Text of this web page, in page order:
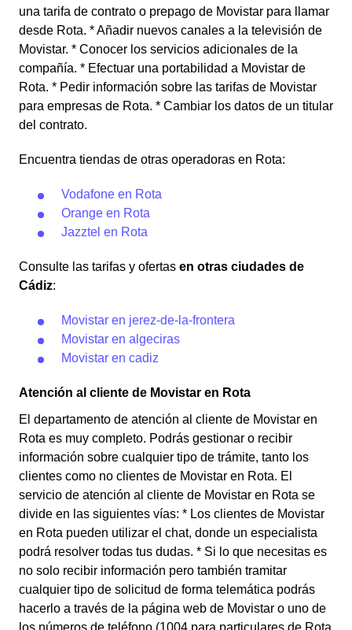
una tarifa de contrato o prepago de Movistar para llamar
desde Rota. * Añadir nuevos canales a la televisión de
Movistar. * Conocer los servicios adicionales de la
compañía. * Efectuar una portabilidad a Movistar de
Rota. * Pedir información sobre las tarifas de Movistar
para empresas de Rota. * Cambiar los datos de un titular
del contrato.
Encuentra tiendas de otras operadoras en Rota:
Vodafone en Rota
Orange en Rota
Jazztel en Rota
Consulte las tarifas y ofertas en otras ciudades de
Cádiz:
Movistar en jerez-de-la-frontera
Movistar en algeciras
Movistar en cadiz
Atención al cliente de Movistar en Rota
El departamento de atención al cliente de Movistar en
Rota es muy completo. Podrás gestionar o recibir
información sobre cualquier tipo de trámite, tanto los
clientes como no clientes de Movistar en Rota. El
servicio de atención al cliente de Movistar en Rota se
divide en las siguientes vías: * Los clientes de Movistar
en Rota pueden utilizar el chat, donde un especialista
podrá resolver todas tus dudas. * Si lo que necesitas es
no solo recibir información pero también tramitar
cualquier tipo de solicitud de forma telemática podrás
hacerlo a través de la página web de Movistar o uno de
los números de teléfono (1004 para particulares de Rota